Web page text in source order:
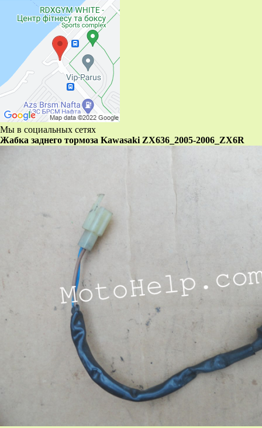
Мы в социальных сетях
Жабка заднего тормоза Kawasaki ZX636_2005-2006_ZX6R